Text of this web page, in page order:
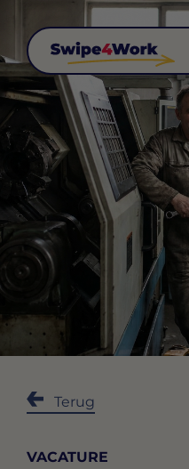
Terug
VACATURE